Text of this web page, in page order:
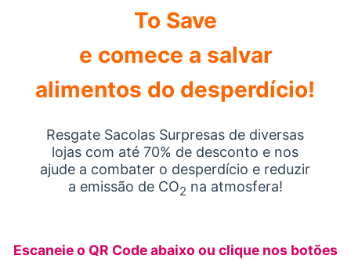
To Save
e comece a salvar
alimentos do desperdício!
Resgate Sacolas Surpresas de diversas
lojas com até 70% de desconto e nos
ajude a combater o desperdício e reduzir
a emissão de CO2 na atmosfera!
Escaneie o QR Code abaixo ou clique nos botões